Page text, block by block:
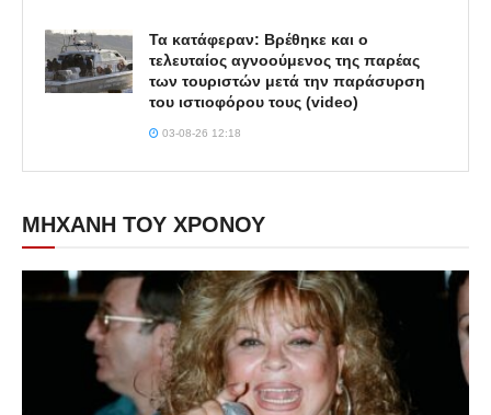
Τα κατάφεραν: Βρέθηκε και ο
τελευταίος αγνοούμενος της παρέας
των τουριστών μετά την παράσυρση
του ιστιοφόρου τους (video)
03-08-26 12:18
ΜΗΧΑΝΗ ΤΟΥ ΧΡΟΝΟΥ